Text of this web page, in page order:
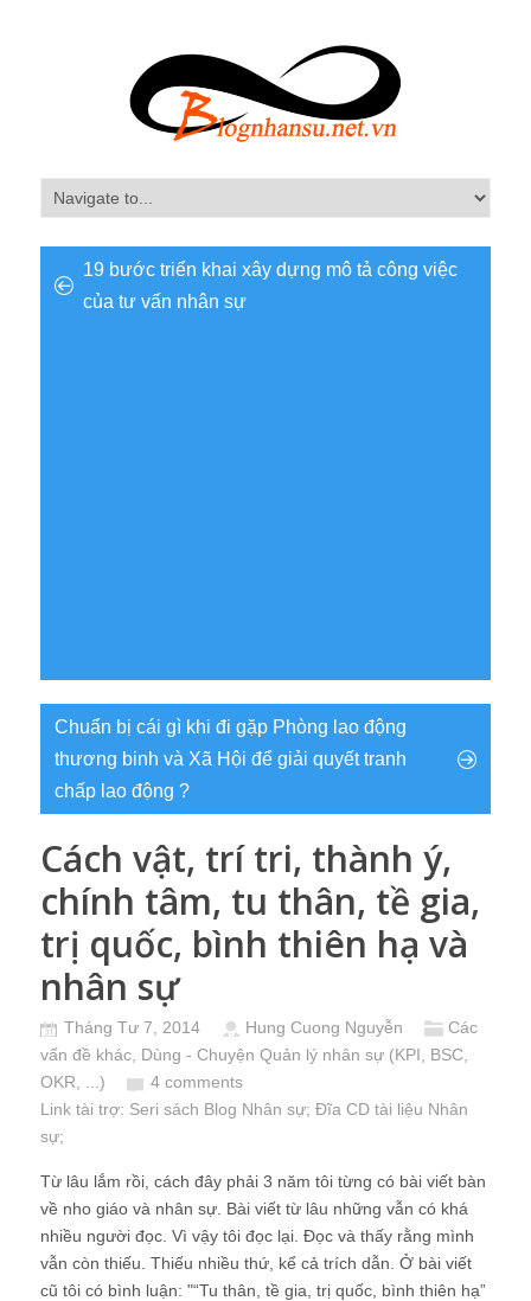
19 bước triển khai xây dựng mô tả công việc
của tư vấn nhân sự
Chuẩn bị cái gì khi đi gặp Phòng lao động
thương binh và Xã Hội để giải quyết tranh
chấp lao động ?
Cách vật, trí tri, thành ý,
chính tâm, tu thân, tề gia,
trị quốc, bình thiên hạ và
nhân sự
Tháng Tư 7, 2014 Hung Cuong Nguyễn
Các
vấn đề khác Dùng - Chuyện Quản lý nhân sự (KPI, BSC,
OKR, ...)
4 comments
Link tài trợ: Seri sách Blog Nhân sự; Đĩa CD tài liệu Nhân
sự;
Từ lâu lắm rồi, cách đây phải 3 năm tôi từng có bài viết bàn
về nho giáo và nhân sự. Bài viết từ lâu những vẫn có khá
nhiều người đọc. Vì vậy tôi đọc lại. Đọc và thấy rằng mình
vẫn còn thiếu. Thiếu nhiều thứ, kể cả trích dẫn. Ở bài viết
cũ tôi có bình luận: "“Tu thân, tề gia, trị quốc, bình thiên hạ”